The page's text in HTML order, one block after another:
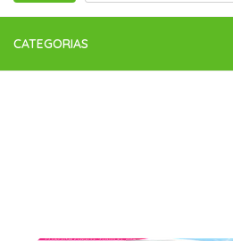
CATEGORIAS